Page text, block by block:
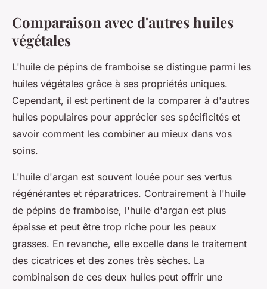
Comparaison avec d'autres huiles
végétales
L'huile de pépins de framboise se distingue parmi les
huiles végétales grâce à ses propriétés uniques.
Cependant, il est pertinent de la comparer à d'autres
huiles populaires pour apprécier ses spécificités et
savoir comment les combiner au mieux dans vos
soins.
L'huile d'argan est souvent louée pour ses vertus
régénérantes et réparatrices. Contrairement à l'huile
de pépins de framboise, l'huile d'argan est plus
épaisse et peut être trop riche pour les peaux
grasses. En revanche, elle excelle dans le traitement
des cicatrices et des zones très sèches. La
combinaison de ces deux huiles peut offrir une